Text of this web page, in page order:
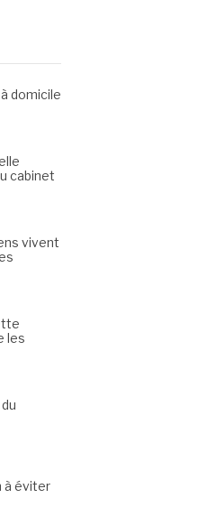
domicile
cabinet
vivent
les
à éviter